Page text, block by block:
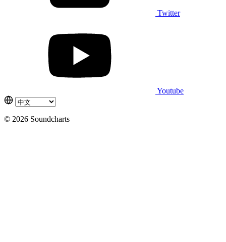
Twitter
Youtube
© 2026 Soundcharts